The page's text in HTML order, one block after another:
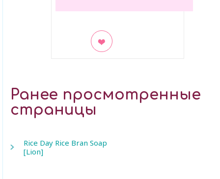
Ранее просмотренные
страницы
Rice Day Rice Bran Soap
[Lion]